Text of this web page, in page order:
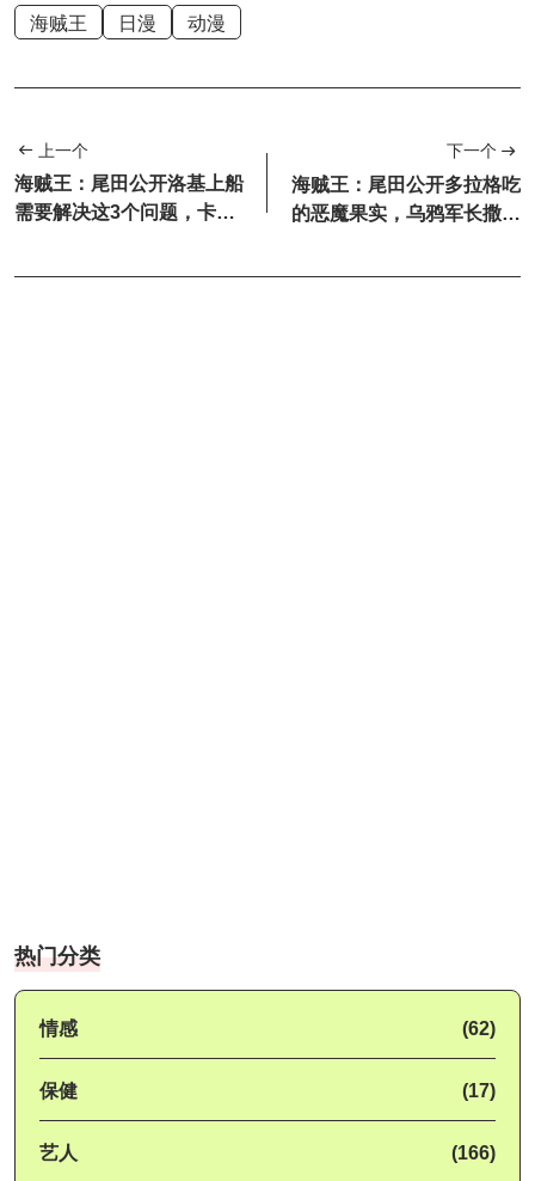
海贼王 日漫 动漫
上一个
海贼王：尾田公开洛基上船
需要解决这3个问题，卡普
下一个
海贼王：尾田公开多拉格吃
的恶魔果实，乌鸦军长撒煤
热门分类
情感 (62)
保健 (17)
艺人 (166)